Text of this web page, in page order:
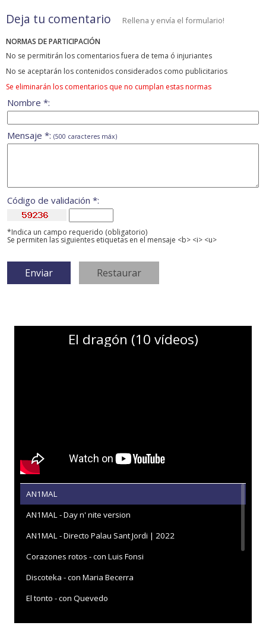
Deja tu comentario Rellena y envía el formulario!
NORMAS DE PARTICIPACIÓN
No se permitirán los comentarios fuera de tema ó injuriantes
No se aceptarán los contenidos considerados como publicitarios
Se eliminarán los comentarios que no cumplan estas normas
Nombre *:
Mensaje *: (500 caracteres máx)
Código de validación *:
*Indica un campo requerido (obligatorio)
Se permiten las siguientes etiquetas en el mensaje <b> <i> <u>
El dragón (10 vídeos)
AN1MAL
AN1MAL - Day n' nite version
AN1MAL - Directo Palau Sant Jordi | 2022
Corazones rotos - con Luis Fonsi
Discoteka - con Maria Becerra
El tonto - con Quevedo